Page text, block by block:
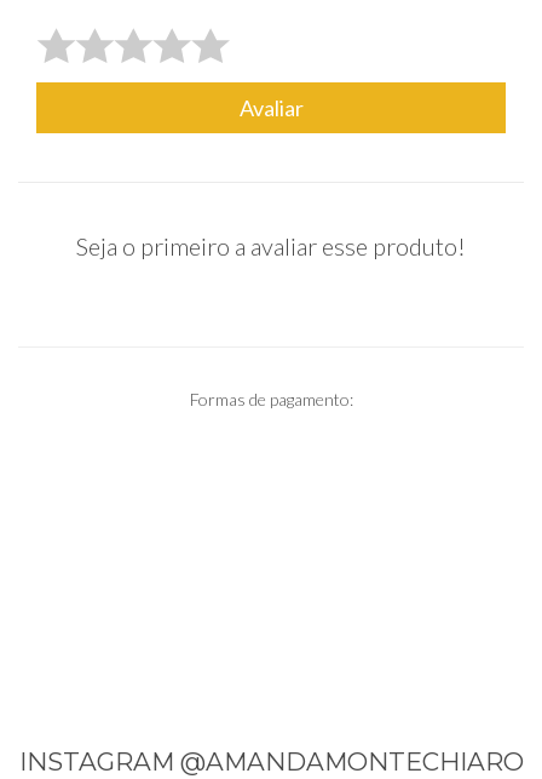
Avaliar
Seja o primeiro a avaliar esse produto!
Formas de pagamento:
INSTAGRAM @AMANDAMONTECHIARO